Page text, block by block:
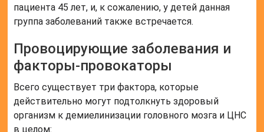
пациента 45 лет, и, к сожалению, у детей данная
группа заболеваний также встречается.
Провоцирующие заболевания и
факторы-провокаторы
Всего существует три фактора, которые
действительно могут подтолкнуть здоровый
организм к демиелинизации головного мозга и ЦНС
в целом: